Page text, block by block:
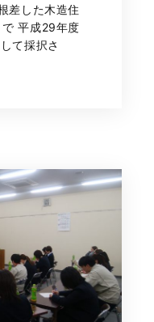
差した木造住
平成29年度
て採択さ